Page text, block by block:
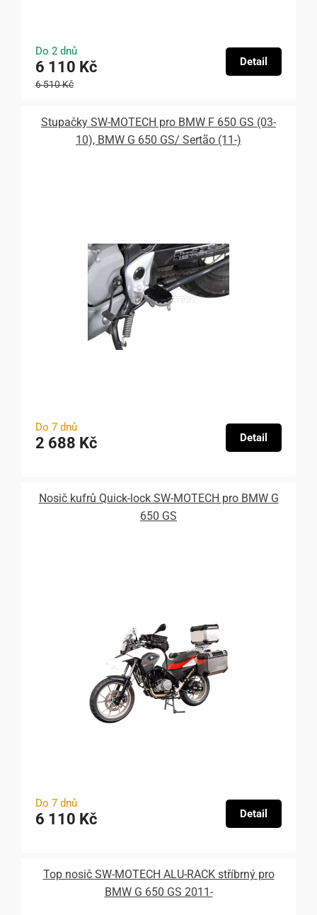
Do 2 dnů
6 110 Kč
6 510 Kč
Detail
Stupačky SW-MOTECH pro BMW F 650 GS (03-
10), BMW G 650 GS/ Sertão (11-)
Do 7 dnů
2 688 Kč Detail
Nosič kufrů Quick-lock SW-MOTECH pro BMW G
650 GS
Do 7 dnů
6 110 Kč Detail
Top nosič SW-MOTECH ALU-RACK stříbrný pro
BMW G 650 GS 2011-